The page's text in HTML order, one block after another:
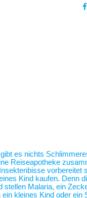
es nichts
Reiseapotheke
Kind kaufen. Denn
stellen Malaria, ein
kleines Kind oder